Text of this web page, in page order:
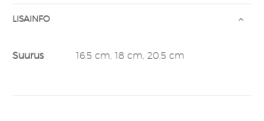
LISAINFO
Suurus 16.5 cm, 18 cm, 20.5 cm